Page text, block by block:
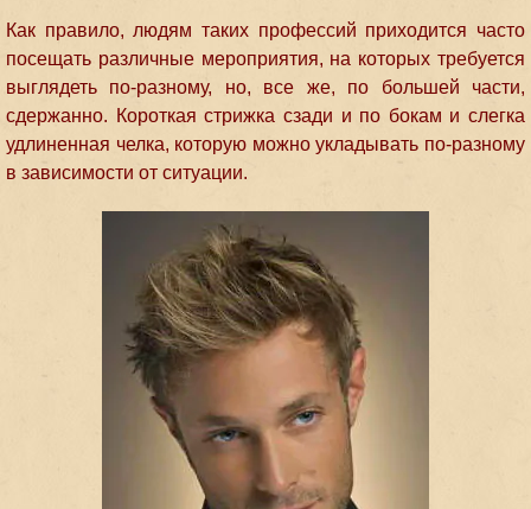
Как правило, людям таких профессий приходится часто
посещать различные мероприятия, на которых требуется
выглядеть по-разному, но, все же, по большей части,
сдержанно. Короткая стрижка сзади и по бокам и слегка
удлиненная челка, которую можно укладывать по-разному
в зависимости от ситуации.